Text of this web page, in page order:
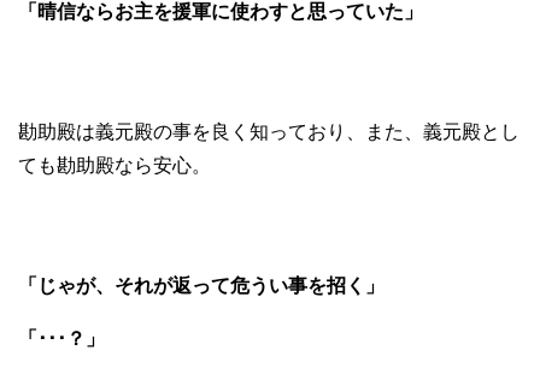
「晴信ならお主を援軍に使わすと思っていた」
勘助殿は義元殿の事を良く知っており、また、義元殿とし
ても勘助殿なら安心。
「じゃが、それが返って危うい事を招く」
「･･･？」